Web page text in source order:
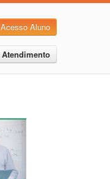
Acesso Aluno
Atendimento